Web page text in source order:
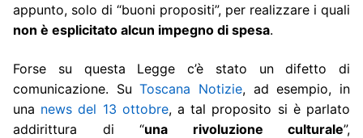
appunto, solo di “buoni propositi”, per realizzare i quali
non è esplicitato alcun impegno di spesa.
Forse su questa Legge c’è stato un difetto di
comunicazione. SuToscana Notizie, ad esempio, in
una news del 13 ottobre, a tal proposito si è parlato
addirittura di “una rivoluzione culturale”,